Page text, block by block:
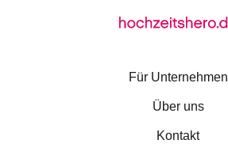
Für Unternehmen
Über uns
Kontakt